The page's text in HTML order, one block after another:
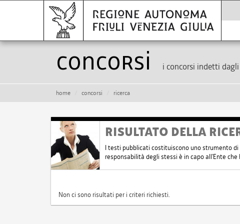
Concorsi i concorsi indetti
home concorsi ricerca
RISULTATO DELLA
I testi pubblicati costituiscono uno strumento
responsabilità degli stessi è in capo all'Ente
Non ci sono risultati per i criteri richiesti.